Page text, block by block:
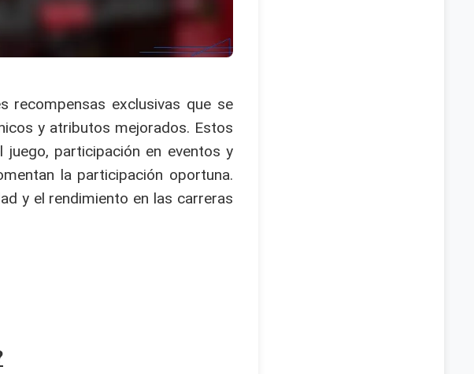
recompensas exclusivas que se
y atributos mejorados. Estos
participación en eventos y
la participación oportuna.
y el rendimiento en las carreras